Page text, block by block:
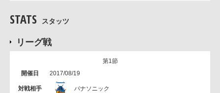
STATS スタッツ
リーグ戦
第1節
2017/08/19
パナソニック